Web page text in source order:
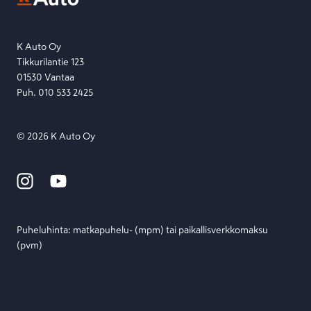
Etsi toimipiste
K Auto Oy
Tikkurilantie 123
01530 Vantaa
Puh. 010 533 2425
© 2026 K Auto Oy
Puheluhinta: matka­puhelu- (mpm) tai paikallis­verkko­maksu
(pvm)